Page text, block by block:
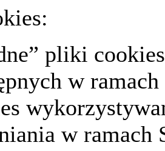
pliki
w
w ramach